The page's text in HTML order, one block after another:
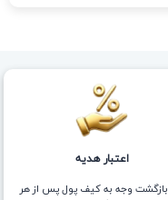
اعتبار هدیه
5٪ بازگشت وجه به کیف پول پس از هر